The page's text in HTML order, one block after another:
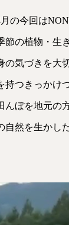
の今回は
の植物・生
気づきを大
つきっかけ
ぼを地元の
然を生かし